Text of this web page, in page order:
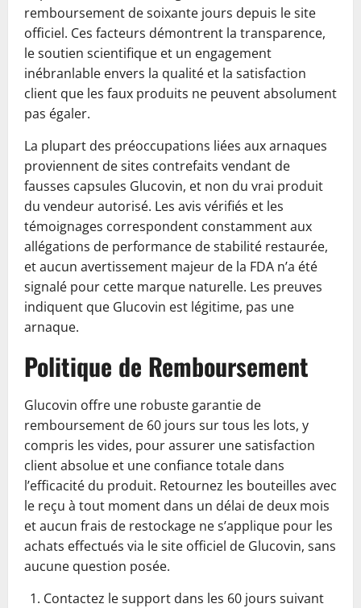
remboursement de soixante jours depuis le site
officiel. Ces facteurs démontrent la transparence,
le soutien scientifique et un engagement
inébranlable envers la qualité et la satisfaction
client que les faux produits ne peuvent absolument
pas égaler.
La plupart des préoccupations liées aux arnaques
proviennent de sites contrefaits vendant de
fausses capsules Glucovin, et non du vrai produit
du vendeur autorisé. Les avis vérifiés et les
témoignages correspondent constamment aux
allégations de performance de stabilité restaurée,
et aucun avertissement majeur de la FDA n’a été
signalé pour cette marque naturelle. Les preuves
indiquent que Glucovin est légitime, pas une
arnaque.
Politique de Remboursement
Glucovin offre une robuste garantie de
remboursement de 60 jours sur tous les lots, y
compris les vides, pour assurer une satisfaction
client absolue et une confiance totale dans
l’efficacité du produit. Retournez les bouteilles avec
le reçu à tout moment dans un délai de deux mois
et aucun frais de restockage ne s’applique pour les
achats effectués via le site officiel de Glucovin, sans
aucune question posée.
Contactez le support dans les 60 jours suivant